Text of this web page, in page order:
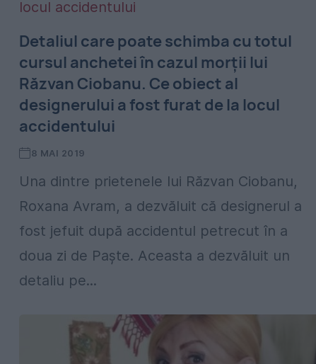
Detaliul care poate schimba cu totul
cursul anchetei în cazul morții lui
Răzvan Ciobanu. Ce obiect al
designerului a fost furat de la locul
accidentului
8 MAI 2019
Una dintre prietenele lui Răzvan Ciobanu,
Roxana Avram, a dezvăluit că designerul a
fost jefuit după accidentul petrecut în a
doua zi de Paște. Aceasta a dezvăluit un
detaliu pe...